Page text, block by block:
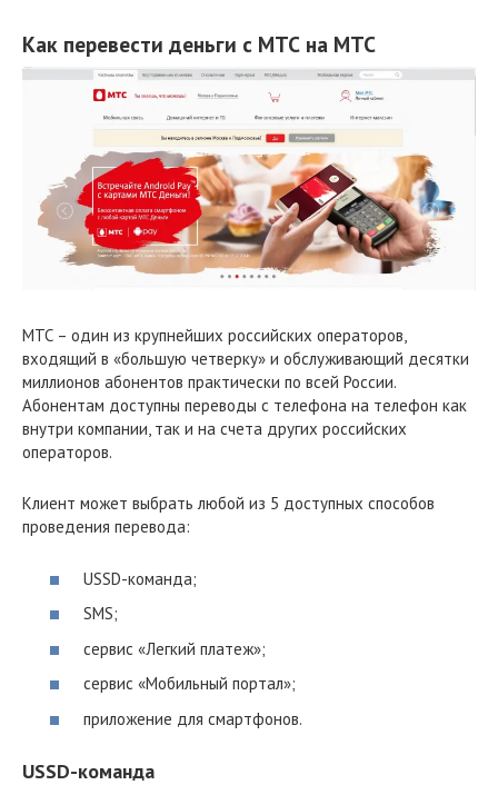
Как перевести деньги с МТС на МТС
МТС – один из крупнейших российских операторов,
входящий в «большую четверку» и обслуживающий десятки
миллионов абонентов практически по всей России.
Абонентам доступны переводы с телефона на телефон как
внутри компании, так и на счета других российских
операторов.
Клиент может выбрать любой из 5 доступных способов
проведения перевода:
USSD-команда;
SMS;
сервис «Легкий платеж»;
сервис «Мобильный портал»;
приложение для смартфонов.
USSD-команда